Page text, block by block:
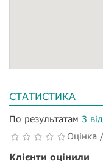
СТАТИСТИКА
По результатам 3
Оцінка
Клієнти оцінили